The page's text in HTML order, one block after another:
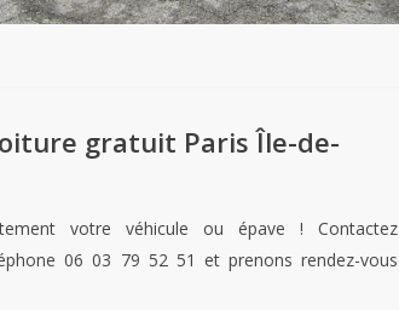
gratuit Paris Île-de-
votre véhicule ou épave ! Contactez
06 03 79 52 51 et prenons rendez-vous